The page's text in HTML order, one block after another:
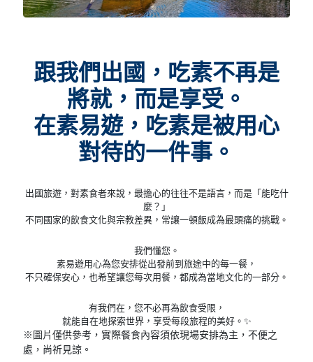
跟我們出國，吃素不再是
將就，而是享受。
在素易遊，吃素是被用心
對待的一件事。
出國旅遊，對素食者來說，最擔心的往往不是語言，而是「能吃什
麼？」
不同國家的飲食文化與宗教差異，常讓一頓飯成為最頭痛的挑戰。
我們懂您。
素易遊用心為您安排從出發前到旅途中的每一餐，
不只確保安心，也希望讓您每次用餐，都成為當地文化的一部分。
有我們在，您不必再為飲食受限，
就能自在地探索世界，享受每段旅程的美好。✨
※圖片僅供參考，實際餐食內容須依現場安排為主，不便之
處，尚祈見諒。